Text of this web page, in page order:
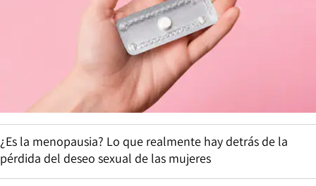
¿Es la menopausia? Lo que realmente hay detrás de la
pérdida del deseo sexual de las mujeres